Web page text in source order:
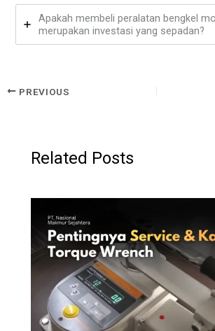
Apakah membeli peralatan bengkel
merupakan investasi yang sepadan?
PREVIOUS
Related Posts